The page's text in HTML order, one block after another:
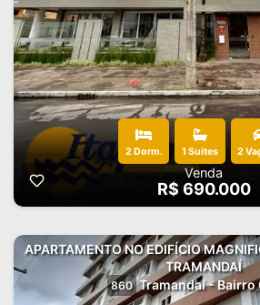
2 Dorm. 1 Suites 2
Venda
R$ 690.000
APARTAMENTO NO EDIFÍCIO
TRAMANDAÍ
860 Tramandaí - Bairro